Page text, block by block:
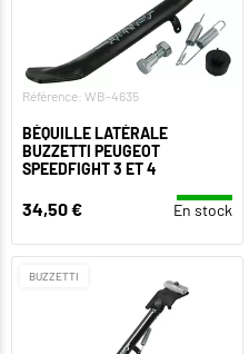
Référence: WB-4635
BÉQUILLE LATÉRALE
BUZZETTI PEUGEOT
SPEEDFIGHT 3 ET 4
34,50 € En stock
BUZZETTI